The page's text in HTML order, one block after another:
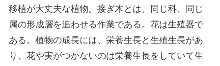
移植が大丈夫な植物。接ぎ木とは、同じ科、同じ
属の形成層を追わせる作業である。花は生殖器で
ある。植物の成長には、栄養生長と生殖生長があ
り、花や実がつかないのは栄養生長をしていて生